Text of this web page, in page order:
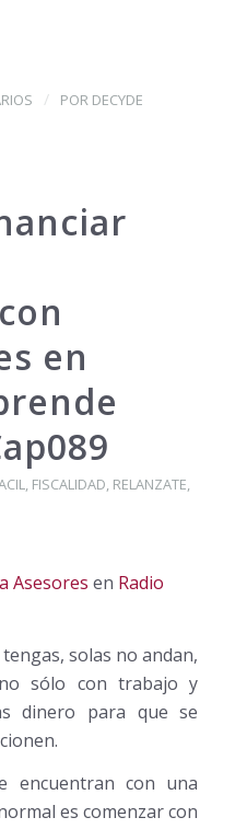
/ POR DECYDE
en
, FISCALIDAD, RELANZATE,
Asesores en Radio
solas no andan,
sólo con trabajo y
dinero para que se
encuentran con una
es comenzar con